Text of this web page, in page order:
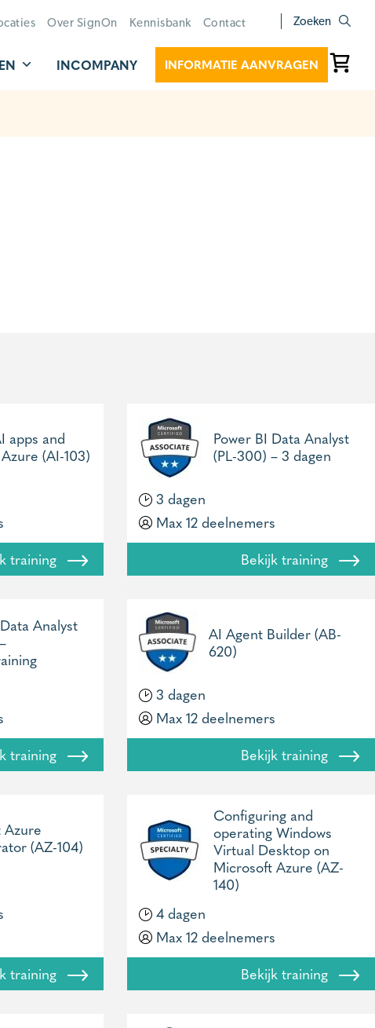
Over SignOn Kennisbank Contact Zoeken
INCOMPANY INFORMATIE AANVRAGEN
apps and
(AI-103)
training
Power BI Data Analyst
(PL-300) – 3 dagen
3 dagen
Max 12 deelnemers
Bekijk training
Analyst
training
AI Agent Builder (AB-
620)
3 dagen
Max 12 deelnemers
Bekijk training
(AZ-104)
training
Configuring and
operating Windows
Virtual Desktop on
Microsoft Azure (AZ-
140)
4 dagen
Max 12 deelnemers
Bekijk training